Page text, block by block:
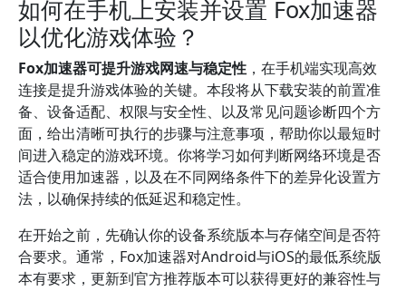
如何在手机上安装并设置 Fox加速器
以优化游戏体验？
Fox加速器可提升游戏网速与稳定性 ，在手机端实现高效
连接是提升游戏体验的关键。本段将从下载安装的前置准
备、设备适配、权限与安全性、以及常见问题诊断四个方
面，给出清晰可执行的步骤与注意事项，帮助你以最短时
间进入稳定的游戏环境。你将学习如何判断网络环境是否
适合使用加速器，以及在不同网络条件下的差异化设置方
法，以确保持续的低延迟和稳定性。
在开始之前，先确认你的设备系统版本与存储空间是否符
合要求。通常，Fox加速器对Android与iOS的最低系统版
本有要求，更新到官方推荐版本可以获得更好的兼容性与